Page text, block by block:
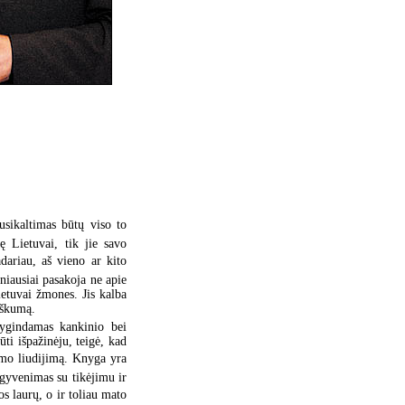
būtų viso to
Lietuvai, tik jie savo
aš vieno ar kito
pasakoja ne apie
žmones. Jis kalba
kankinio bei
išpažinėju, teigė, kad
liudijimą. Knyga yra
su tikėjimu ir
laurų, o ir toliau mato